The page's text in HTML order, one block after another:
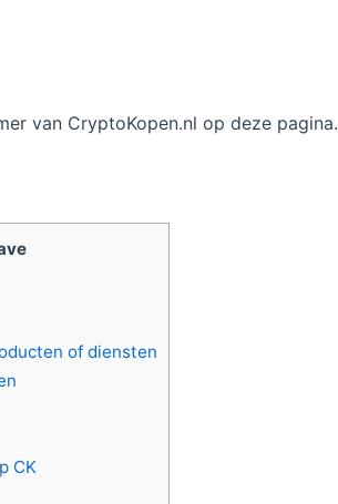
van CryptoKopen.nl op deze pagina.
of diensten
CK